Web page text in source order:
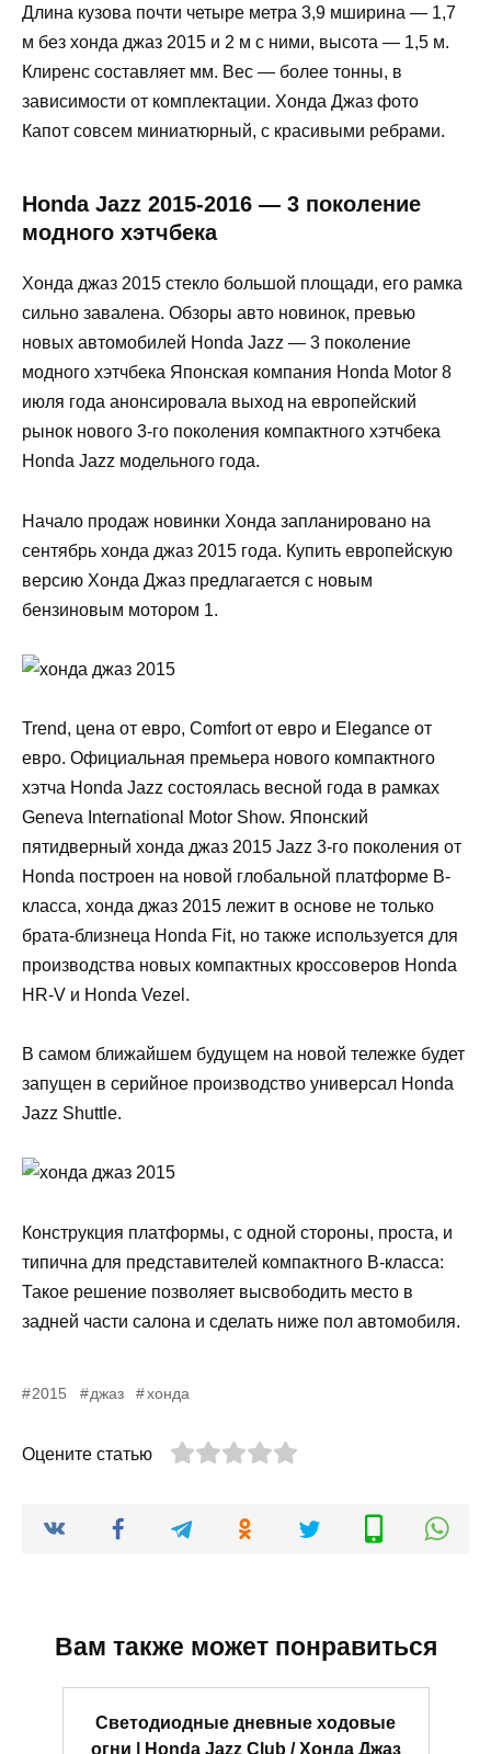
Длина кузова почти четыре метра 3,9 мширина — 1,7
м без хонда джаз 2015 и 2 м с ними, высота — 1,5 м.
Клиренс составляет мм. Вес — более тонны, в
зависимости от комплектации. Хонда Джаз фото
Капот совсем миниатюрный, с красивыми ребрами.
Honda Jazz 2015-2016 — 3 поколение
модного хэтчбека
Хонда джаз 2015 стекло большой площади, его рамка
сильно завалена. Обзоры авто новинок, превью
новых автомобилей Honda Jazz — 3 поколение
модного хэтчбека Японская компания Honda Motor 8
июля года анонсировала выход на европейский
рынок нового 3-го поколения компактного хэтчбека
Honda Jazz модельного года.
Начало продаж новинки Хонда запланировано на
сентябрь хонда джаз 2015 года. Купить европейскую
версию Хонда Джаз предлагается с новым
бензиновым мотором 1.
Trend, цена от евро, Comfort от евро и Elegance от
евро. Официальная премьера нового компактного
хэтча Honda Jazz состоялась весной года в рамках
Geneva International Motor Show. Японский
пятидверный хонда джаз 2015 Jazz 3-го поколения от
Honda построен на новой глобальной платформе B-
класса, хонда джаз 2015 лежит в основе не только
брата-близнеца Honda Fit, но также используется для
производства новых компактных кроссоверов Honda
HR-V и Honda Vezel.
В самом ближайшем будущем на новой тележке будет
запущен в серийное производство универсал Honda
Jazz Shuttle.
Конструкция платформы, с одной стороны, проста, и
типична для представителей компактного B-класса:
Такое решение позволяет высвободить место в
задней части салона и сделать ниже пол автомобиля.
2015 джаз хонда
Оцените статью
Вам также может понравиться
Светодиодные дневные ходовые
огни | Honda Jazz Club / Хонда Джаз